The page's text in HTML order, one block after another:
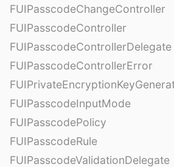
FUIPasscodeChangeController
FUIPasscodeController
FUIPasscodeControllerDelegate
FUIPasscodeControllerError
FUIPasscodeInputMode
FUIPasscodePolicy
FUIPasscodeRule
FUIPasscodeValidationDelegate